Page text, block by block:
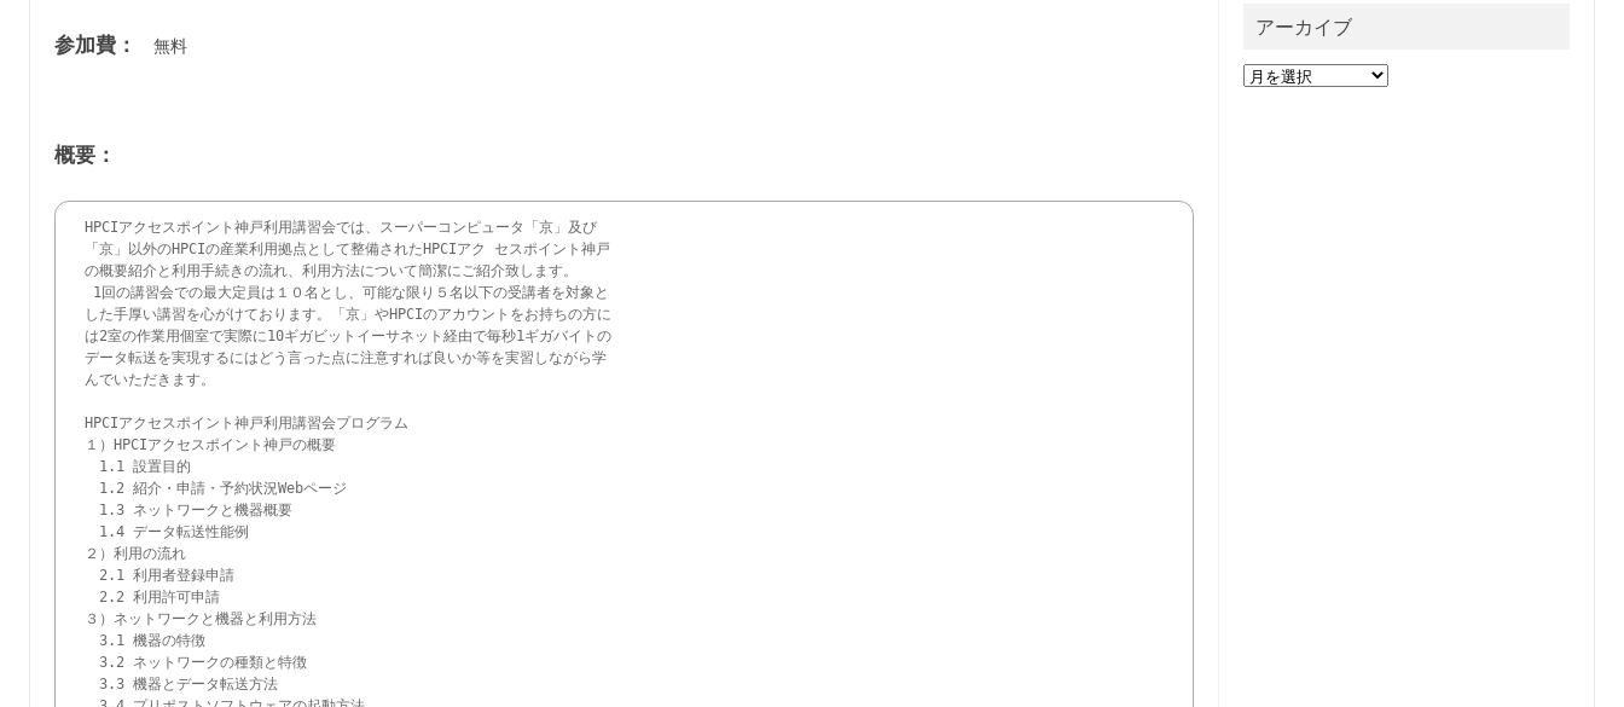
参加費： 無料
概要：
HPCIアクセスポイント神戸利用講習会では、スーパーコンピュータ「京」及び
「京」以外のHPCIの産業利用拠点として整備されたHPCIアク セスポイント神戸
の概要紹介と利用手続きの流れ、利用方法について簡潔にご紹介致します。
1回の講習会での最大定員は１０名とし、可能な限り５名以下の受講者を対象と
した手厚い講習を心がけております。「京」やHPCIのアカウントをお持ちの方に
は2室の作業用個室で実際に10ギガビットイーサネット経由で毎秒1ギガバイトの
データ転送を実現するにはどう言った点に注意すれば良いか等を実習しながら学
んでいただきます。
HPCIアクセスポイント神戸利用講習会プログラム
１）HPCIアクセスポイント神戸の概要
1.1 設置目的
1.2 紹介・申請・予約状況Webページ
1.3 ネットワークと機器概要
1.4 データ転送性能例
２）利用の流れ
2.1 利用者登録申請
2.2 利用許可申請
３）ネットワークと機器と利用方法
3.1 機器の特徴
3.2 ネットワークの種類と特徴
3.3 機器とデータ転送方法
アーカイブ
ア